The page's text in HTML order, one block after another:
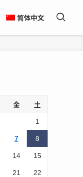
简体中文
金 土
1
7 8
14 15
21 22